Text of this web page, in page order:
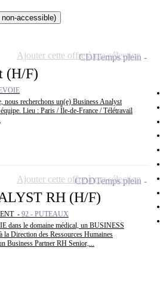
accessible)
(H/F)
nous recherchons un(e) Business Analyst
Lieu : Paris / Île-de-France / Télétravail
CDITemps plein
Ajouter cette offre à ma sélection
RH (H/F)
- 92 - PUTEAUX
dans le domaine médical, un BUSINESS
Direction des Ressources Humaines
Business Partner RH Senior,...
CDDTemps plein
Ajouter cette offre à ma sélection